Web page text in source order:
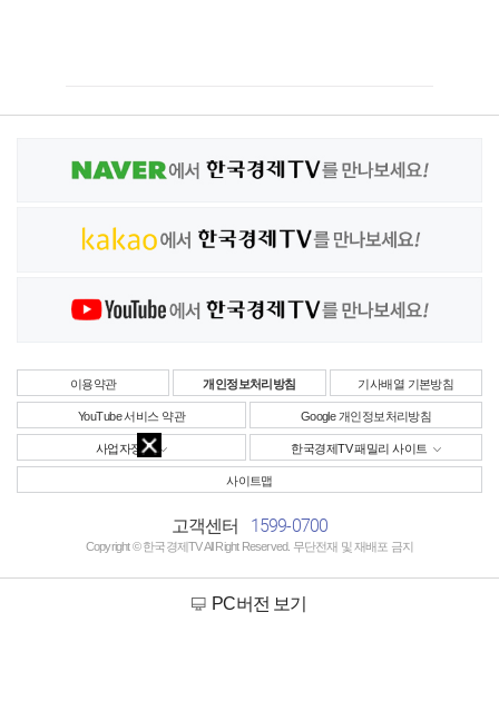
이용약관 개인정보처리방침 기사배열 기본방침
YouTube 서비스 약관 Google 개인정보처리방침
사업자정보 한국경제TV 패밀리 사이트
사이트맵
고객센터 1599-0700
Copyright © 한국경제TV All Right Reserved. 무단전재 및 재배포 금지
PC버전 보기